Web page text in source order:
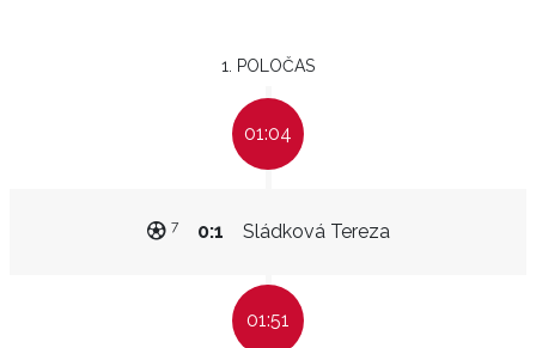
1. POLOČAS
01:04
Sládková Tereza
0:1
7
01:51